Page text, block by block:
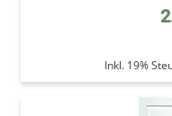
Inkl. 19%